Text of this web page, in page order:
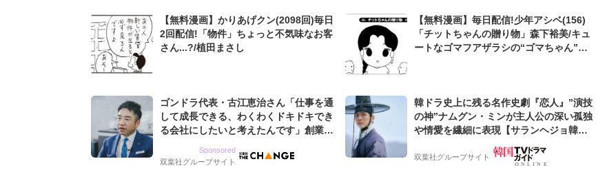
【無料漫画】かりあげクン(2098回)毎日
2回配信!「物件」ちょっと不気味なお客
さん...?/植田まさし
【無料漫画】毎日配信!少年アシベ(156)
「チットちゃんの贈り物」森下裕美/キュ
ートなゴマフアザラシの“ゴマちゃん”を
ゴンドラ代表・古江恵治さん「仕事を通
して成長できる、わくわくドキドキでき
る会社にしたいと考えたんです」創業来
グ会社のアイデンティティ
Sponsored
双葉社グループサイト
韓ドラ史上に残る名作史劇『恋人』”演技
の神”ナムグン・ミンが主人公の深い孤独
や情愛を繊細に表現【サランヘジョ韓ド
双葉社グループサイト